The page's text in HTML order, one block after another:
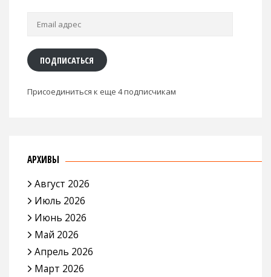
Email
ПОДПИСАТЬСЯ
Присоединиться к еще 4 подписчикам
АРХИВЫ
Август 2026
Июль 2026
Июнь 2026
Май 2026
Апрель 2026
Март 2026